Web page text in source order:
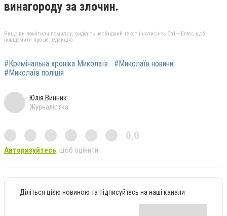
винагороду за злочин.
Якщо ви помітили помилку, виділіть необхідний текст і натисніть Ctrl + Enter, щоб
повідомити про це редакцію
#Кримінальна хроніка Миколаїв
#Миколаїв новини
#Миколаїв поліція
Юлія Винник
Журналістка
0,0
Авторизуйтесь, щоб оцінити
Діліться цією новиною та підписуйтесь на наші канали